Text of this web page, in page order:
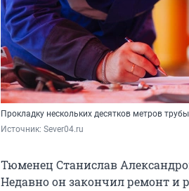
Прокладку нескольких десятков метров
Источник: Sever04.ru
Тюменец Станислав
Недавно он закончил ремонт и